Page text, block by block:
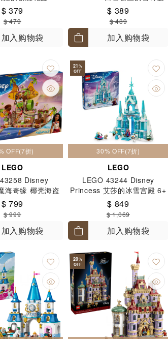
$ 379
$ 479
加入购物袋
6+
$ 389
$ 489
加入购物袋
OFF(7折)
LEGO
Disney
海奇缘 椰壳海盗
载货船 7+
$ 799
$ 999
加入购物袋
21%
OFF
30% OFF(7折)
LEGO
LEGO 43244 Disney
Princess 艾莎的冰雪宫殿 6+
$ 849
$ 1,069
加入购物袋
20%
OFF